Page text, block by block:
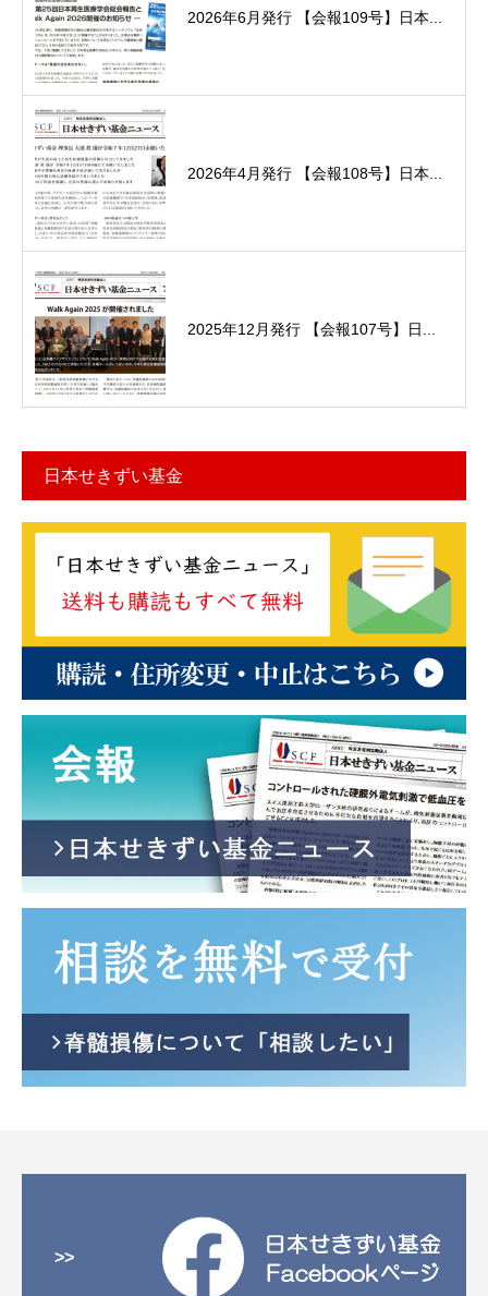
2026年6月発行 【会報109号】日本...
2026年4月発行 【会報108号】日本...
2025年12月発行 【会報107号】日...
日本せきずい基金
>>